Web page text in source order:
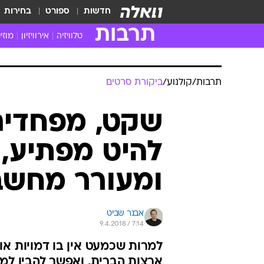
חדשות ספורט בחירות
תרבות טלוויזיה
טלוויזיה מחו"ל
סדרות מומלצות
האח הגדול
אירוויזיון
תרבות/קולנוע/ביקורת סרטים
שקט,
להיט
ומעורר
אבנר שביט
9.4.2018 / 7:14
למרות שכמעט אין בו דמויות